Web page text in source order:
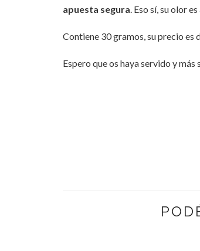
apuesta segura. Eso sí, su olor
Contiene 30 gramos, su precio es
Espero que os haya servido y